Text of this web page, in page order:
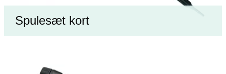
Spulesæt kort